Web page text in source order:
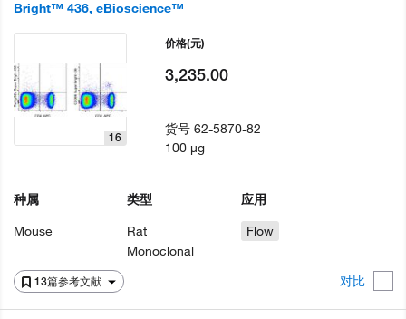
Bright™ 436, eBioscience™
13篇参考文献 对比
16
种属
Mouse
类型
Rat
Monoclonal
应用
Flow
价格(元)
3,235.00
货号62-5870-82
100 µg